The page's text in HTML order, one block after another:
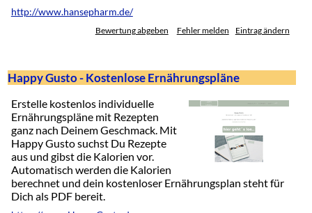
http://www.hansepharm.de/
Bewertung abgeben Fehler melden Eintrag ändern
Happy Gusto - Kostenlose Ernährungspläne
Erstelle kostenlos individuelle
Ernährungspläne mit Rezepten
ganz nach Deinem Geschmack. Mit
Happy Gusto suchst Du Rezepte
aus und gibst die Kalorien vor.
Automatisch werden die Kalorien
berechnet und dein kostenloser Ernährungsplan steht für
Dich als PDF bereit.